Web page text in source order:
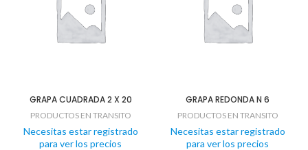
GRAPA CUADRADA 2 X 20
PRODUCTOS EN TRANSITO
Necesitas estar registrado
para ver los precios
GRAPA REDONDA N 6
PRODUCTOS EN TRANSITO
Necesitas estar registrado
para ver los precios